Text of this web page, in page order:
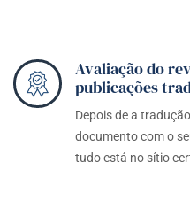
Avaliação do
publicações
Depois de a
documento com o
tudo está no sítio